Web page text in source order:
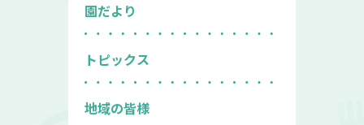
園だより
トピックス
地域の皆様